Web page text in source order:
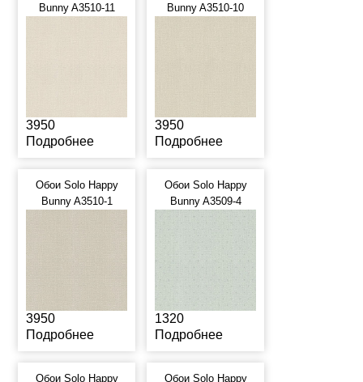
Bunny A3510-11
3950
Подробнее
Bunny A3510-10
3950
Подробнее
Обои Solo Happy
Bunny A3510-1
3950
Подробнее
Обои Solo Happy
Bunny A3509-4
1320
Подробнее
Обои Solo Happy Обои Solo Happy